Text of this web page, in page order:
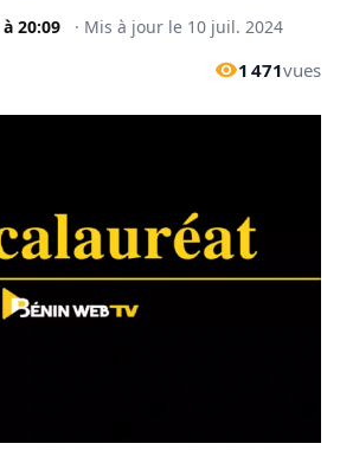
à 20:09 · Mis à jour le 10 juil. 2024
1 471vues